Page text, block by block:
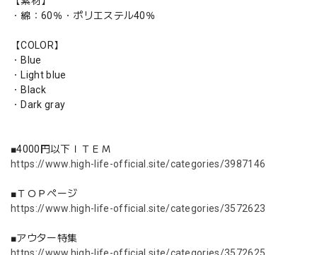
・綿：60％・ポリエステル40％
【COLOR】
・Blue
・Light blue
・Black
・Dark gray
■4000円以下ＩＴＥＭ
https://www.high-life-official.site/categories/3987146
■ＴＯＰページ
https://www.high-life-official.site/categories/3572623
■アウター特集
https://www.high-life-official.site/categories/3572625